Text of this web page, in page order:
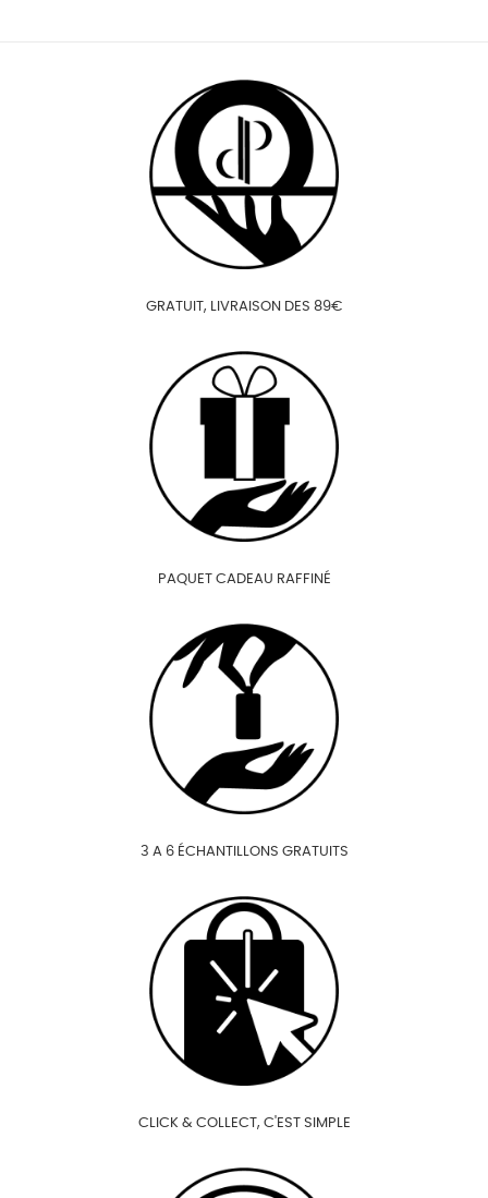
GRATUIT, LIVRAISON DES 89€
PAQUET CADEAU RAFFINÉ
3 A 6 ÉCHANTILLONS GRATUITS
CLICK & COLLECT, C'EST SIMPLE